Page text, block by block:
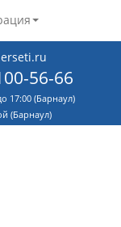
56-66
17:00 (Барнаул)
(Барнаул)